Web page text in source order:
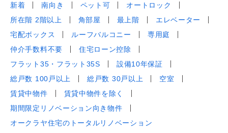
新着 南向き ペット可
オートロック
所在階 2階以上
角部屋 最上階
エレベーター
宅配ボックス
ルーフバルコニー
専用庭
仲介手数料不要
住宅ローン控除
フラット35・フラット35S
設備10年保証
総戸数 100戸以上
総戸数 30戸以上
空室
賃貸中物件
賃貸中物件を除く
期間限定リノベーション向き物件
オークラヤ住宅のトータルリノベーション